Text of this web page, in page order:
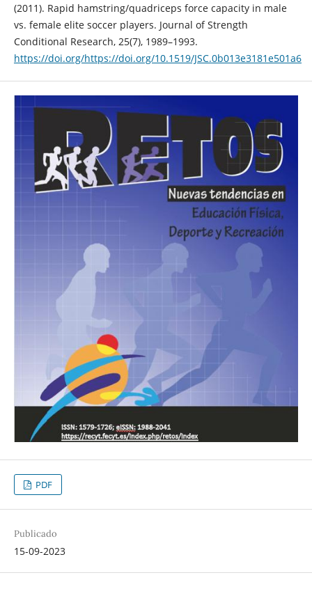
(2011). Rapid hamstring/quadriceps force capacity in male
vs. female elite soccer players. Journal of Strength
Conditional Research, 25(7), 1989–1993.
https://doi.org/https://doi.org/10.1519/JSC.0b013e3181e501a6
PDF
Publicado
15-09-2023